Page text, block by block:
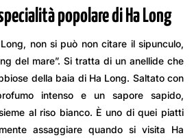
popolare di Ha Long
non si può non citare il sipunculo,
del mare”. Si tratta di un anellide che
della baia di Ha Long. Saltato con
intenso e un sapore sapido,
al riso bianco. È uno di quei piatti
assaggiare quando si visita Ha